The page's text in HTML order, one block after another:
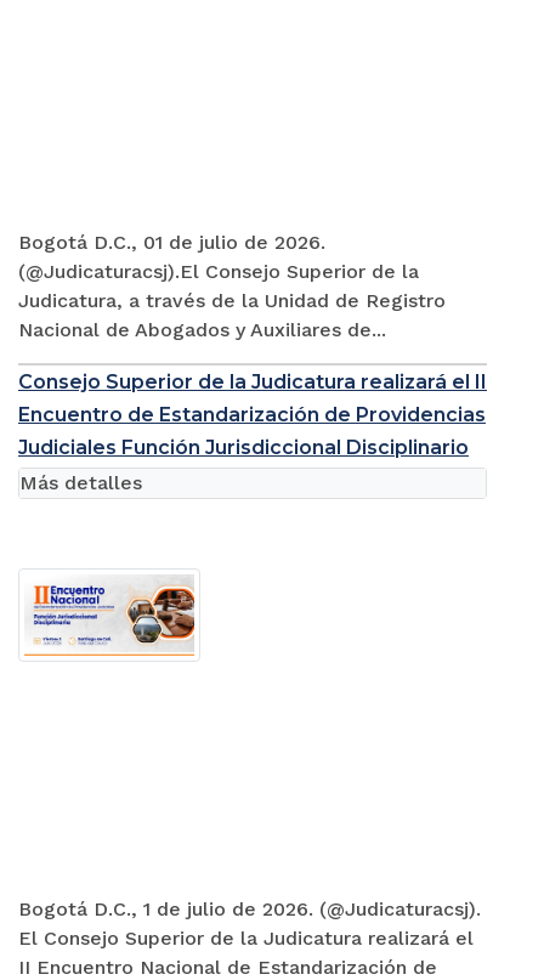
Bogotá D.C., 01 de julio de 2026.
(@Judicaturacsj).El Consejo Superior de la
Judicatura, a través de la Unidad de Registro
Nacional de Abogados y Auxiliares de...
Consejo Superior de la Judicatura realizará el II
Encuentro de Estandarización de Providencias
Judiciales Función Jurisdiccional Disciplinario
Bogotá D.C., 1 de julio de 2026. (@Judicaturacsj).
El Consejo Superior de la Judicatura realizará el
II Encuentro Nacional de Estandarización de
Más detalles